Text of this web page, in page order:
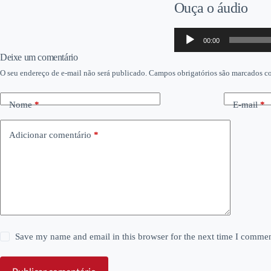
Ouça o áudio
Tocador
áudio
00:00
Deixe um comentário
O seu endereço de e-mail não será publicado. Campos obrigatórios são marcados
Nome* E-mail*
Adicionar comentário *
Save my name and email in this browser for the next time I